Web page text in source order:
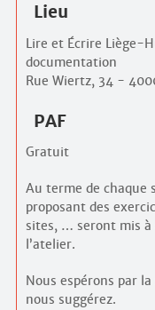
Lieu
Lire et Écrire Liège-
documentation
Rue Wiertz, 34 -
PAF
Gratuit
Au terme de chaque
proposant des
sites, … seront mis à
l’atelier.
Nous espérons par
nous suggérez.